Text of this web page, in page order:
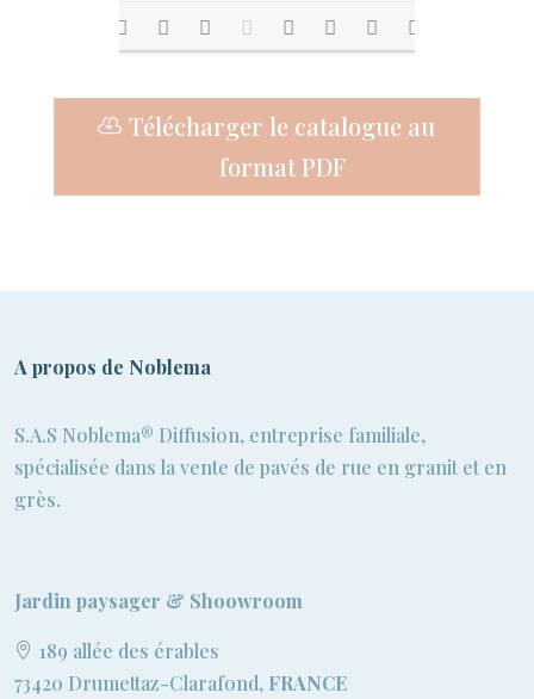
20% ...
Télécharger le catalogue au
format PDF
A propos de Noblema
S.A.S Noblema® Diffusion, entreprise familiale,
spécialisée dans la vente de pavés de rue en granit et en
grès.
Jardin paysager & Shoowroom
189 allée des érables
73420 Drumettaz-Clarafond, FRANCE